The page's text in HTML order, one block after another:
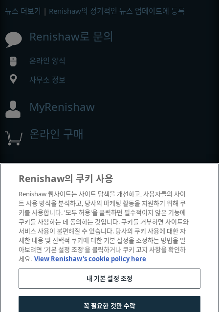
뉴스 더보기 | Renishaw의 정기적인 뉴스 업데이트에 등록
Renishaw로 문의
온라인 양식
사무소 정보
MyRenishaw
온라인 구매
전시회 및 컨퍼런스
Renishaw에서 참석하는 이벤트
© 2001–2026 Renishaw plc. All rights reserved.
법률 및 규정 준수|운영체제|
Renishaw의 쿠키 사용
Renishaw 웹사이트는 사이트 탐색을 개선하고, 사용자들의 사이
트 사용 방식을 분석하고, 당사의 마케팅 활동을 지원하기 위해 쿠
키를 사용합니다. '모두 허용'을 클릭하면 필수적이지 않은 기능에
쿠키를 사용하는 데 동의하는 것입니다. 쿠키를 거부하면 사이트와
서비스 사용이 불편해질 수 있습니다. 당사의 쿠키 사용에 대한 자
세한 내용 및 선택적 쿠키에 대한 기본 설정을 조정하는 방법을 알
아보려면 '기본 설정 조정'을 클릭하거나 쿠키 고지 사항을 확인하
세요. View Renishaw's cookie policy here
내 기본 설정 조정
꼭 필요한 것만 수락